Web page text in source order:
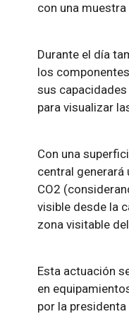
con una
Durante el día
los
sus
para visualizar
Con una
central generará
CO2
visible desde la
zona visitable
Esta actuación
en
por la